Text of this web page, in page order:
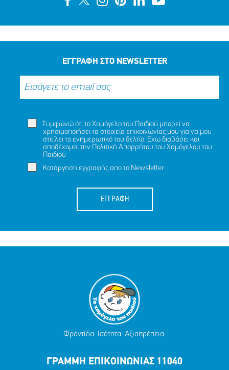
ΕΓΓΡΑΦΗ ΣΤΟ NEWSLETTER
Συμφωνώ ότι το Χαμόγελο του Παιδιού μπορεί να
χρησιμοποιήσει τα στοιχεία επικοινωνίας μου για να μου
στείλει το ενημερωτικό του δελτίο. Έχω διαβάσει και
αποδέχομαι την Πολιτική Απορρήτου του Χαμόγελου του
Παιδιού
Κατάργηση εγγραφής απο το Newsletter.
ΕΓΓΡΑΦΗ
Φροντίδα. Ισότητα. Αξιοπρέπεια.
ΓΡΑΜΜΗ ΕΠΙΚΟΙΝΩΝΙΑΣ 11040